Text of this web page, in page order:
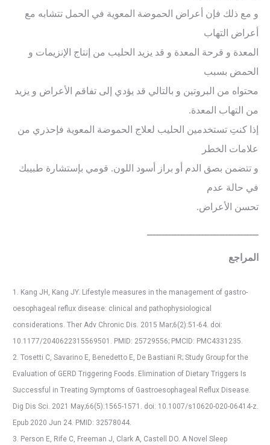
و مع ذلك فإن أعراض الحموضة المعوية في الحمل تتشابه مع
أعراض التهاب
المعدة و قرحة المعدة و قد يزيد الحليب من إنتاج الإنزيمات و
الحمض بسبب
محتواه من البروتين و بالتالي قد يؤدي إلى تفاقم الأعراض و يزيد
من التهاب المعدة.
إذا كنتِ تستخدمين الحليب لعلاج الحموضة المعوية فإحذري من
علامات الخطر
و تتضمن بصق الدم أو براز أسود اللون. قومي بإستشارة طبيبك
في حالة عدم
تحسن الأعراض.
ـــــــــــــــــــــــــــــــــــــ
المراجع
1. Kang JH, Kang JY. Lifestyle measures in the management of gastro-
oesophageal reflux disease: clinical and pathophysiological
considerations. Ther Adv Chronic Dis. 2015 Mar;6(2):51-64. doi:
10.1177/2040622315569501. PMID: 25729556; PMCID: PMC4331235.
2. Tosetti C, Savarino E, Benedetto E, De Bastiani R; Study Group for the
Evaluation of GERD Triggering Foods. Elimination of Dietary Triggers Is
Successful in Treating Symptoms of Gastroesophageal Reflux Disease.
Dig Dis Sci. 2021 May;66(5):1565-1571. doi: 10.1007/s10620-020-06414-z.
Epub 2020 Jun 24. PMID: 32578044.
3. Person E, Rife C, Freeman J, Clark A, Castell DO. A Novel Sleep